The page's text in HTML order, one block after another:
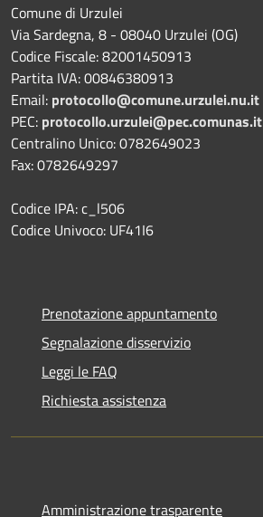
Comune di Urzulei
Via Sardegna, 8 - 08040 Urzulei (OG)
Codice Fiscale: 82001450913
Partita IVA: 00846380913
Email: protocollo@comune.urzulei.nu.it
PEC: protocollo.urzulei@pec.comunas.it
Centralino Unico: 0782649023
Fax: 0782649297
Codice IPA: c_l506
Codice Univoco: UF41I6
Prenotazione appuntamento
Segnalazione disservizio
Leggi le FAQ
Richiesta assistenza
Amministrazione trasparente